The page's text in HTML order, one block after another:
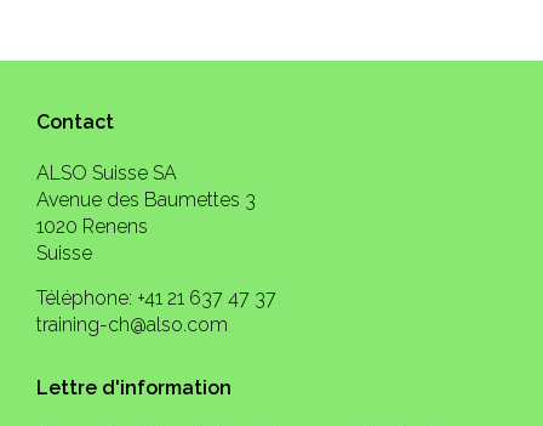
Contact
ALSO Suisse SA
Avenue des Baumettes 3
1020 Renens
Suisse
Téléphone: +41 21 637 47 37
training-ch@also.com
Lettre d'information